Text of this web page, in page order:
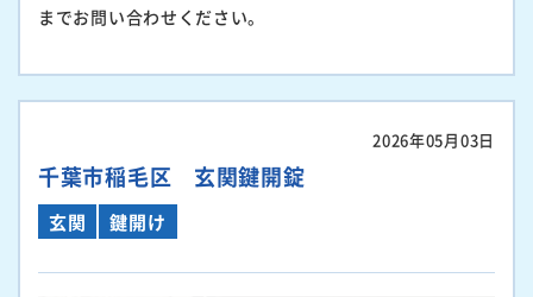
までお問い合わせください。
2026年05月03日
千葉市稲毛区 玄関鍵開錠
玄関 鍵開け